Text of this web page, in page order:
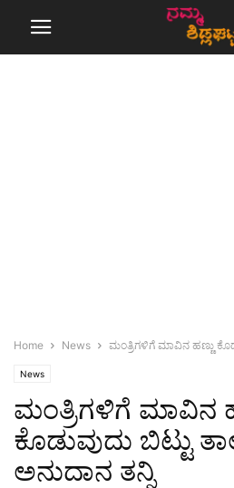
Home News ಮಂತ್ರಿಗಳಿಗೆ ಮಾವಿನ ಹಣ್ಣು
News
ಮಂತ್ರಿಗಳಿಗೆ ಮಾವಿನ
ಕೊಡುವುದು ಬಿಟ್ಟು
ಅನುದಾನ ತನ್ನಿ